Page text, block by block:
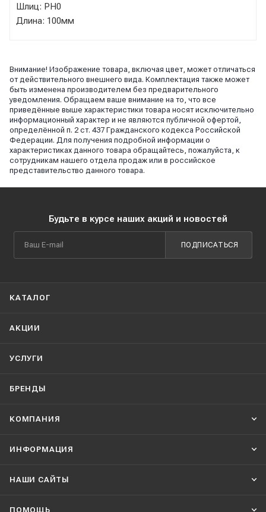
Шлиц: PH0
Длина: 100мм
Внимание! Изображение товара, включая цвет, может отличаться
от действительного внешнего вида. Комплектация также может
быть изменена производителем без предварительного
уведомления. Обращаем ваше внимание на то, что все
приведённые выше характеристики товара носят исключительно
информационный характер и не являются публичной офертой,
определённой п. 2 ст. 437 Гражданского кодекса Российской
Федерации. Для получения подробной информации о
характеристиках данного товара обращайтесь, пожалуйста, к
сотрудникам нашего отдела продаж или в российское
представительство данного товара.
Будьте в курсе наших акций и новостей
ПОДПИСАТЬСЯ
КАТАЛОГ
АКЦИИ
УСЛУГИ
БРЕНДЫ
КОМПАНИЯ
ИНФОРМАЦИЯ
НАШИ CАЙТЫ
ПОМОЩЬ